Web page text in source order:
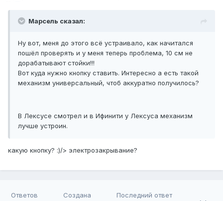
Марсель сказал:
Ну вот, меня до этого всё устраивало, как начитался
пошёл проверять и у меня теперь проблема, 10 см не
дорабатывают стойки!!!
Вот куда нужно кнопку ставить. Интересно а есть такой
механизм универсальный, чтоб аккуратно получилось?
В Лексусе смотрел и в Ифинити у Лексуса механизм
лучше устроин.
какую кнопку? :)/> электрозакрывание?
Ответов Создана Последний ответ